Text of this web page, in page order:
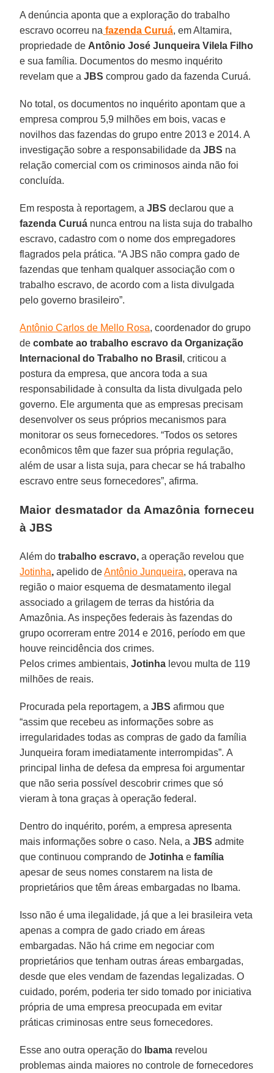
A denúncia aponta que a exploração do trabalho
escravo ocorreu na fazenda Curuá, em Altamira,
propriedade de Antônio José Junqueira Vilela Filho
e sua família. Documentos do mesmo inquérito
revelam que aJBS comprou gado da fazenda Curuá.
No total, os documentos no inquérito apontam que a
empresa comprou 5,9 milhões em bois, vacas e
novilhos das fazendas do grupo entre 2013 e 2014. A
investigação sobre a responsabilidade daJBS na
relação comercial com os criminosos ainda não foi
concluída.
Em resposta à reportagem, aJBS declarou que a
fazenda Curuá nunca entrou na lista suja do trabalho
escravo, cadastro com o nome dos empregadores
flagrados pela prática. “A JBS não compra gado de
fazendas que tenham qualquer associação com o
trabalho escravo, de acordo com a lista divulgada
pelo governo brasileiro”.
Antônio Carlos de Mello Rosa, coordenador do grupo
decombate ao trabalho escravo da Organização
Internacional do Trabalho no Brasil , criticou a
postura da empresa, que ancora toda a sua
responsabilidade à consulta da lista divulgada pelo
governo. Ele argumenta que as empresas precisam
desenvolver os seus próprios mecanismos para
monitorar os seus fornecedores. “Todos os setores
econômicos têm que fazer sua própria regulação,
além de usar a lista suja, para checar se há trabalho
escravo entre seus fornecedores”, afirma.
Maior desmatador da Amazônia forneceu
à JBS
Além dotrabalho escravo, a operação revelou que
Jotinha, apelido deAntônio Junqueira, operava na
região o maior esquema de desmatamento ilegal
associado a grilagem de terras da história da
Amazônia. As inspeções federais às fazendas do
grupo ocorreram entre 2014 e 2016, período em que
houve reincidência dos crimes.
Pelos crimes ambientais,Jotinha levou multa de 119
milhões de reais.
Procurada pela reportagem, aJBS afirmou que
“assim que recebeu as informações sobre as
irregularidades todas as compras de gado da família
Junqueira foram imediatamente interrompidas”. A
principal linha de defesa da empresa foi argumentar
que não seria possível descobrir crimes que só
vieram à tona graças à operação federal.
Dentro do inquérito, porém, a empresa apresenta
mais informações sobre o caso. Nela, aJBS admite
que continuou comprando deJotinha efamília
apesar de seus nomes constarem na lista de
proprietários que têm áreas embargadas no Ibama.
Isso não é uma ilegalidade, já que a lei brasileira veta
apenas a compra de gado criado em áreas
embargadas. Não há crime em negociar com
proprietários que tenham outras áreas embargadas,
desde que eles vendam de fazendas legalizadas. O
cuidado, porém, poderia ter sido tomado por iniciativa
própria de uma empresa preocupada em evitar
práticas criminosas entre seus fornecedores.
Esse ano outra operação do Ibama revelou
problemas ainda maiores no controle de fornecedores